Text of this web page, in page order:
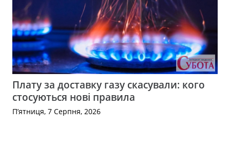
Плату за доставку газу скасували: кого
стосуються нові правила
П’ятниця, 7 Серпня, 2026